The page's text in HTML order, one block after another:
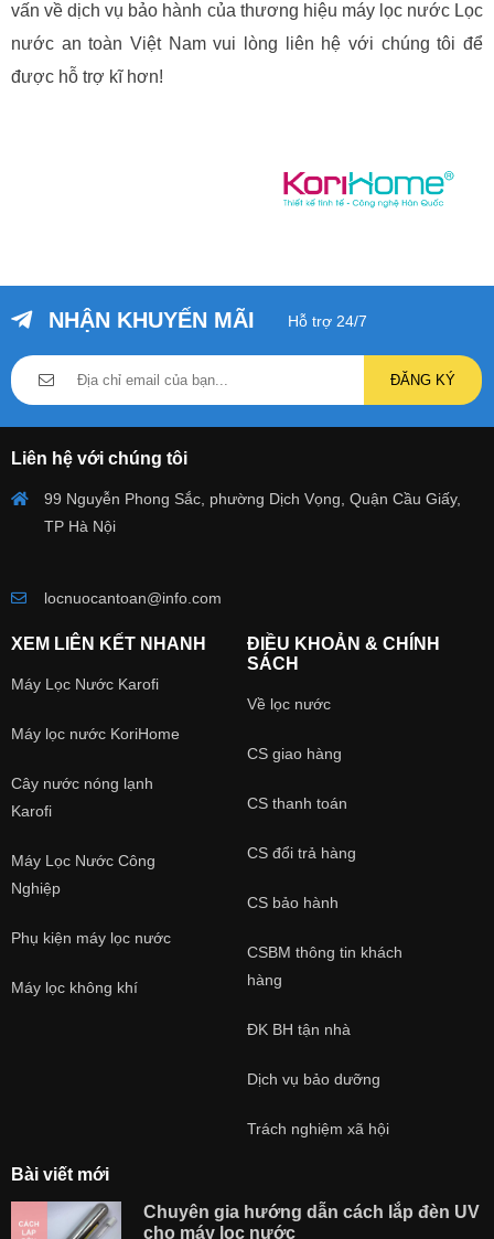
vấn về dịch vụ bảo hành của thương hiệu máy lọc nước Lọc
nước an toàn Việt Nam vui lòng liên hệ với chúng tôi để
được hỗ trợ kĩ hơn!
NHẬN KHUYẾN MÃI Hỗ trợ 24/7
ĐĂNG KÝ
Liên hệ với chúng tôi
99 Nguyễn Phong Sắc, phường Dịch Vọng, Quận Cầu Giấy,
TP Hà Nội
locnuocantoan@info.com
XEM LIÊN KẾT NHANH
Máy Lọc Nước Karofi
Máy lọc nước KoriHome
Cây nước nóng lạnh
Karofi
Máy Lọc Nước Công
Nghiệp
Phụ kiện máy lọc nước
Máy lọc không khí
ĐIỀU KHOẢN & CHÍNH
SÁCH
Về lọc nước
CS giao hàng
CS thanh toán
CS đổi trả hàng
CS bảo hành
CSBM thông tin khách
hàng
ĐK BH tận nhà
Dịch vụ bảo dưỡng
Trách nghiệm xã hội
Bài viết mới
Chuyên gia hướng dẫn cách lắp đèn UV
cho máy lọc nước